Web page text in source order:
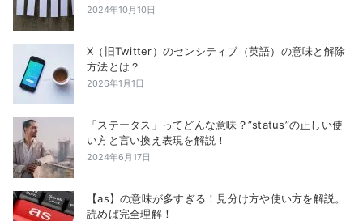
2024年10月10日
X（旧Twitter）のセンシティブ（英語）の意味と解除
方法とは？
2026年1月1日
「ステータス」ってどんな意味？”status”の正しい使
い方と言い換え表現を解説！
2024年6月17日
【as】の意味が多すぎる！見分け方や使い方を解説。
読めば完全理解！